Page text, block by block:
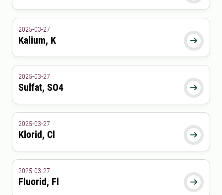

2025-03-27
Kalium, K

2025-03-27
Sulfat, SO4

2025-03-27
Klorid, Cl

2025-03-27
Fluorid, Fl